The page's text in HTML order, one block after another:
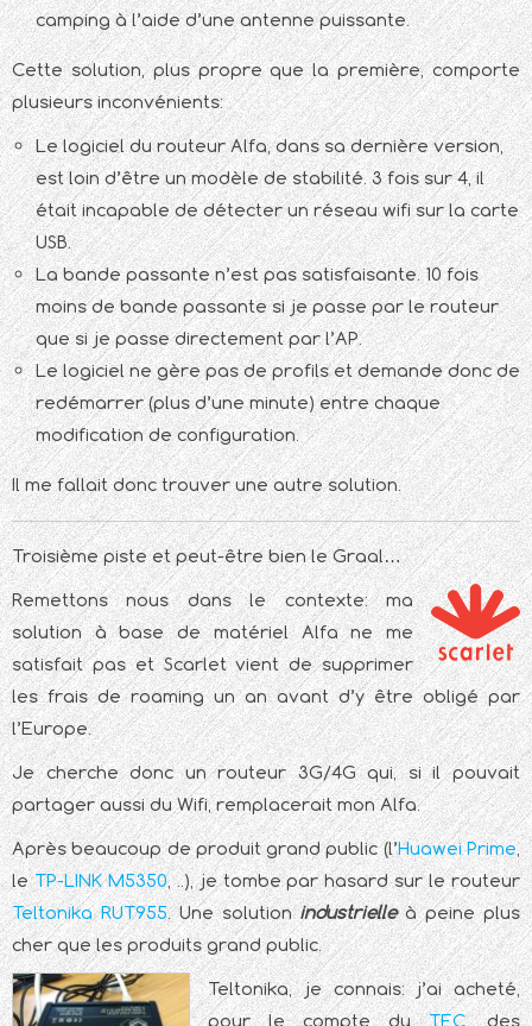
camping à l’aide d’une antenne puissante.
Cette solution, plus propre que la première, comporte
plusieurs inconvénients:
Le logiciel du routeur Alfa, dans sa dernière version,
est loin d’être un modèle de stabilité. 3 fois sur 4, il
était incapable de détecter un réseau wifi sur la carte
USB.
La bande passante n’est pas satisfaisante. 10 fois
moins de bande passante si je passe par le routeur
que si je passe directement par l’AP.
Le logiciel ne gère pas de profils et demande donc de
redémarrer (plus d’une minute) entre chaque
modification de configuration.
Il me fallait donc trouver une autre solution.
Troisième piste et peut-être bien le Graal…
Remettons nous dans le contexte: ma
solution à base de matériel Alfa ne me
satisfait pas et Scarlet vient de supprimer
les frais de roaming un an avant d’y être obligé par
l’Europe.
Je cherche donc un routeur 3G/4G qui, si il pouvait
partager aussi du Wifi, remplacerait mon Alfa.
Après beaucoup de produit grand public (l’Huawei Prime,
leTP-LINK M5350, ..), je tombe par hasard sur le routeur
Teltonika RUT955. Une solutionindustrielleà peine plus
cher que les produits grand public.
Teltonika, je connais: j’ai acheté,
pour le compte duTEC, des